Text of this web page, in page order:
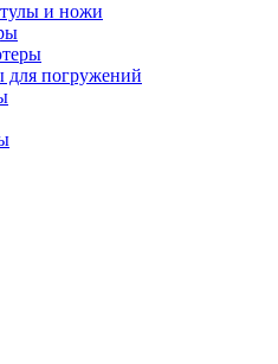
и ножи
погружений